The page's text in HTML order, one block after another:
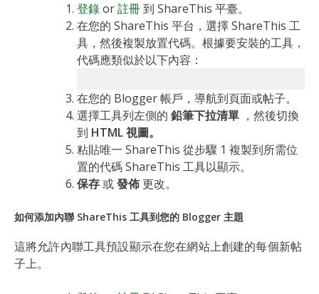
登錄or註冊到 ShareThis 平臺。
在您的 ShareThis 平台，選擇 ShareThis 工
具，然後複製放置代碼。根據要安裝的工具，
代碼應類似於以下內容：
在您的 Blogger 帳戶，導航到頁面或帖子。
選擇工具列左側的 鉛筆下拉清單 ，然後切換
到 HTML 視圖。
粘貼唯一 ShareThis 從步驟 1 複製到所需位
置的代碼 ShareThis 工具以顯示。
保存或發佈更改。
如何添加內聯 ShareThis 工具到您的 Blogger 主題
這將允許內聯工具預設顯示在您在網站上創建的每個新帖
子上。